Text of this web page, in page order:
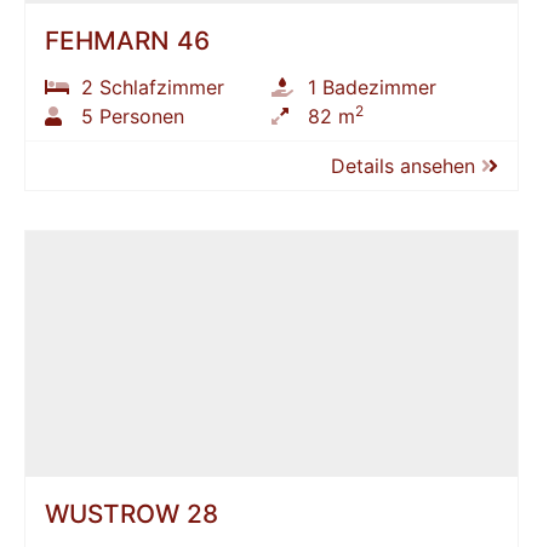
FEHMARN 46
2 Schlafzimmer
1 Badezimmer
5 Personen
82 m2
Details ansehen
WUSTROW 28